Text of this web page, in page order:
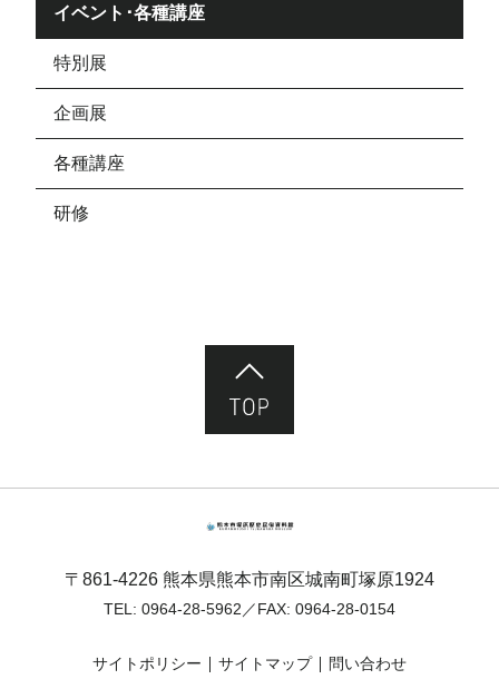
イベント･各種講座
特別展
企画展
各種講座
研修
〒861-4226 熊本県熊本市南区城南町塚原1924
TEL: 0964-28-5962 ／FAX: 0964-28-0154
サイトポリシー サイトマップ 問い合わせ